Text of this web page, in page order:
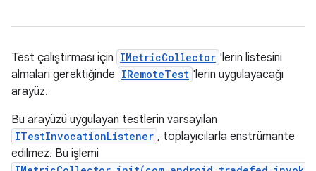
Test çalıştırması için IMetricCollector 'lerin listesini
almaları gerektiğinde IRemoteTest 'lerin uygulayacağı
arayüz.
Bu arayüzü uygulayan testlerin varsayılan
ITestInvocationListener , toplayıcılarla enstrümante
edilmez. Bu işlemi